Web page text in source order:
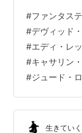
スティックビ
ル・サウンド
ートン・ハワ
2018/11/21 メ
この記事は映
魔法使いの誕
#ファンタス
#デヴィッド
#エディ・レ
#キャサリン
#ジュード・
生きてい